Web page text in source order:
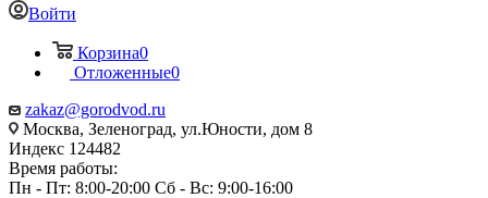
Войти
Корзина0
Отложенные0
zakaz@gorodvod.ru
Москва, Зеленоград, ул.Юности, дом 8
Индекс 124482
Время работы:
Пн - Пт: 8:00-20:00 Сб - Вс: 9:00-16:00